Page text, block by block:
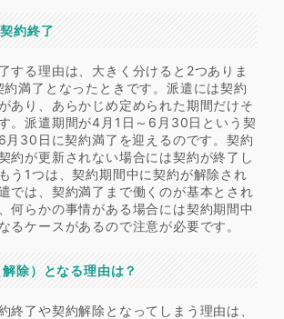
約終了
する理由は、大きく分けると2つありま
満了となったときです。派遣には契約
あり、あらかじめ定められた期間だけそ
。派遣期間が4月1日～6月30日という契
月30日に契約満了を迎えるのです。契約
約が更新されない場合には契約が終了し
う1つは、契約期間中に契約が解除され
では、契約満了まで働くのが基本とされ
何らかの事情がある場合には契約期間中
るケースがあるので注意が必要です。
除）となる理由は？
終了や契約解除となってしまう理由は、